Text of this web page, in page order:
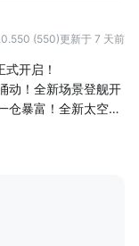
理念。我们有着超
款让玩家既能够轻
我们坚信，射击游
泉。 SS4赛季已
新双排玩法地图
。开年新赛季，迎
器开启摸金博弈新
家比开发组更懂游
一亮，而且往往
。我们也希望有更
(550)更新于 7 天前
开启！
动！全新场景登舰开
仓暴富！全新太空种